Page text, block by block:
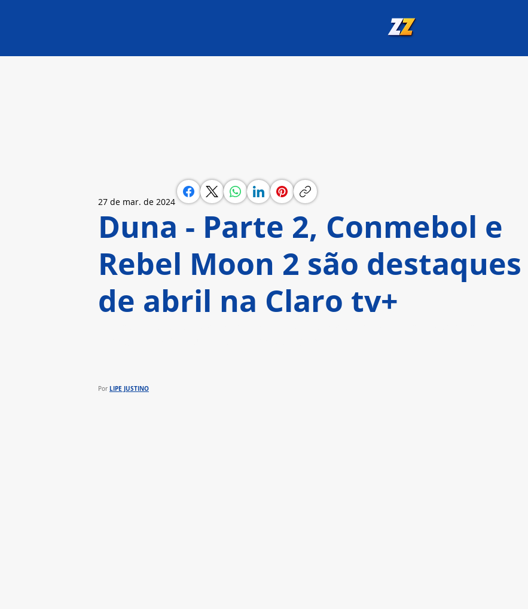
Duna - Parte 2, Conmebol e
Rebel Moon 2 são destaques
de abril na Claro tv+
27 de mar. de 2024
Por LIPE JUSTINO